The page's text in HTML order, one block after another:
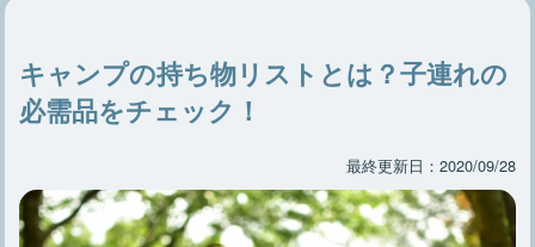
キャンプの持ち物リストとは？子連れの
必需品をチェック！
最終更新日：2020/09/28